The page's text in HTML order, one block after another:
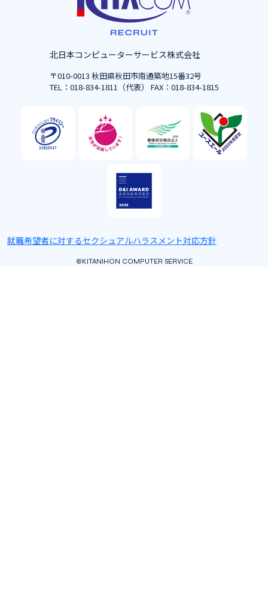
北日本コンピューターサービス株式会社
〒010-0013 秋田県秋田市南通築地15番32号
TEL：018-834-1811（代表） FAX：018-834-1815
就職希望者に対するセクシュアルハラスメント対応方針
©KITANIHON COMPUTER SERVICE